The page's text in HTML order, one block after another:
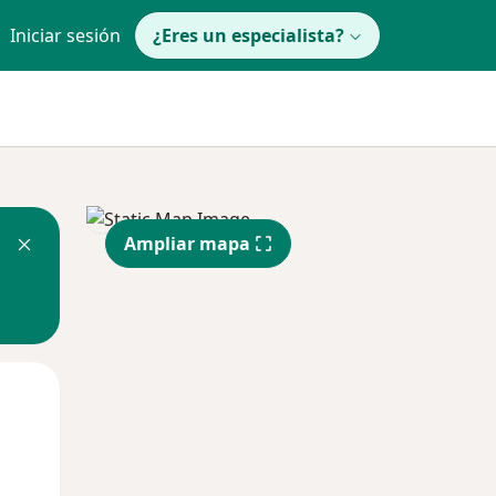
Iniciar sesión ¿Eres un especialista?
Ampliar mapa